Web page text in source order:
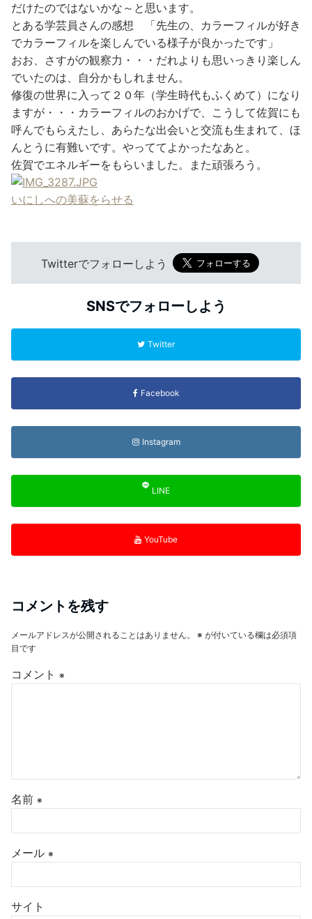
だけたのではないかな～と思います。
とある学芸員さんの感想 「先生の、カラーフィルが好き
でカラーフィルを楽しんでいる様子が良かったです」
おお、さすがの観察力・・・だれよりも思いっきり楽しん
でいたのは、自分かもしれません。
修復の世界に入って２０年（学生時代もふくめて）になり
ますが・・・カラーフィルのおかげで、こうして佐賀にも
呼んでもらえたし、あらたな出会いと交流も生まれて、ほ
んとうに有難いです。やっててよかったなあと。
佐賀でエネルギーをもらいました。また頑張ろう。
いにしへの美蘇をらせる
Twitterでフォローしよう
SNSでフォローしよう
Twitter
Facebook
Instagram
LINE
YouTube
コメントを残す
メールアドレスが公開されることはありません。 ※ が付いている欄は必須項
目です
コメント ※
名前 ※
メール ※
サイト